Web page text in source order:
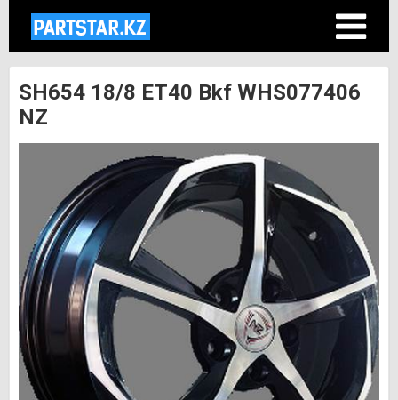
SH654 18/8 ET40 Bkf WHS077406
NZ